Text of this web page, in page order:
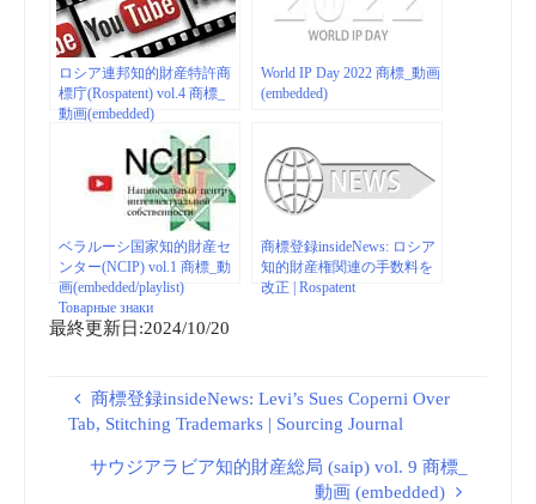
ロシア連邦知的財産特許商
標庁(Rospatent) vol.4 商標_
動画(embedded)
World IP Day 2022 商標_動画
(embedded)
ベラルーシ国家知的財産セ
ンター(NCIP) vol.1 商標_動
画(embedded/playlist)
Товарные знаки
商標登録insideNews: ロシア
知的財産権関連の手数料を
改正 | Rospatent
最終更新日:2024/10/20
商標登録insideNews: Levi’s Sues Coperni Over
Tab, Stitching Trademarks | Sourcing Journal
サウジアラビア知的財産総局 (saip) vol. 9 商標_
動画 (embedded)